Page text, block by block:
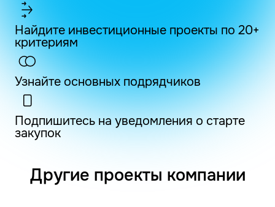
Найдите инвестиционные проекты по 20+
критериям
Узнайте основных подрядчиков
Подпишитесь на уведомления о старте
закупок
Другие проекты компании